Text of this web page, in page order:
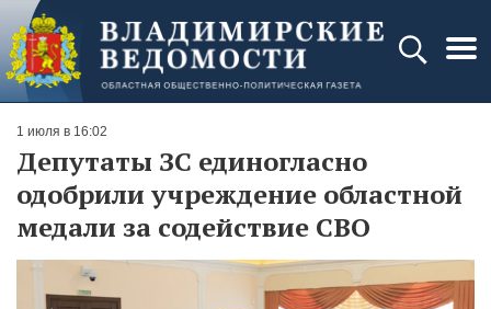
1 июля в 16:02
Депутаты ЗС единогласно
одобрили учреждение областной
медали за содействие СВО